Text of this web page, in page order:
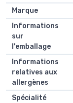
Marque
Informations
sur
l'emballage
Informations
relatives aux
allergènes
Spécialité